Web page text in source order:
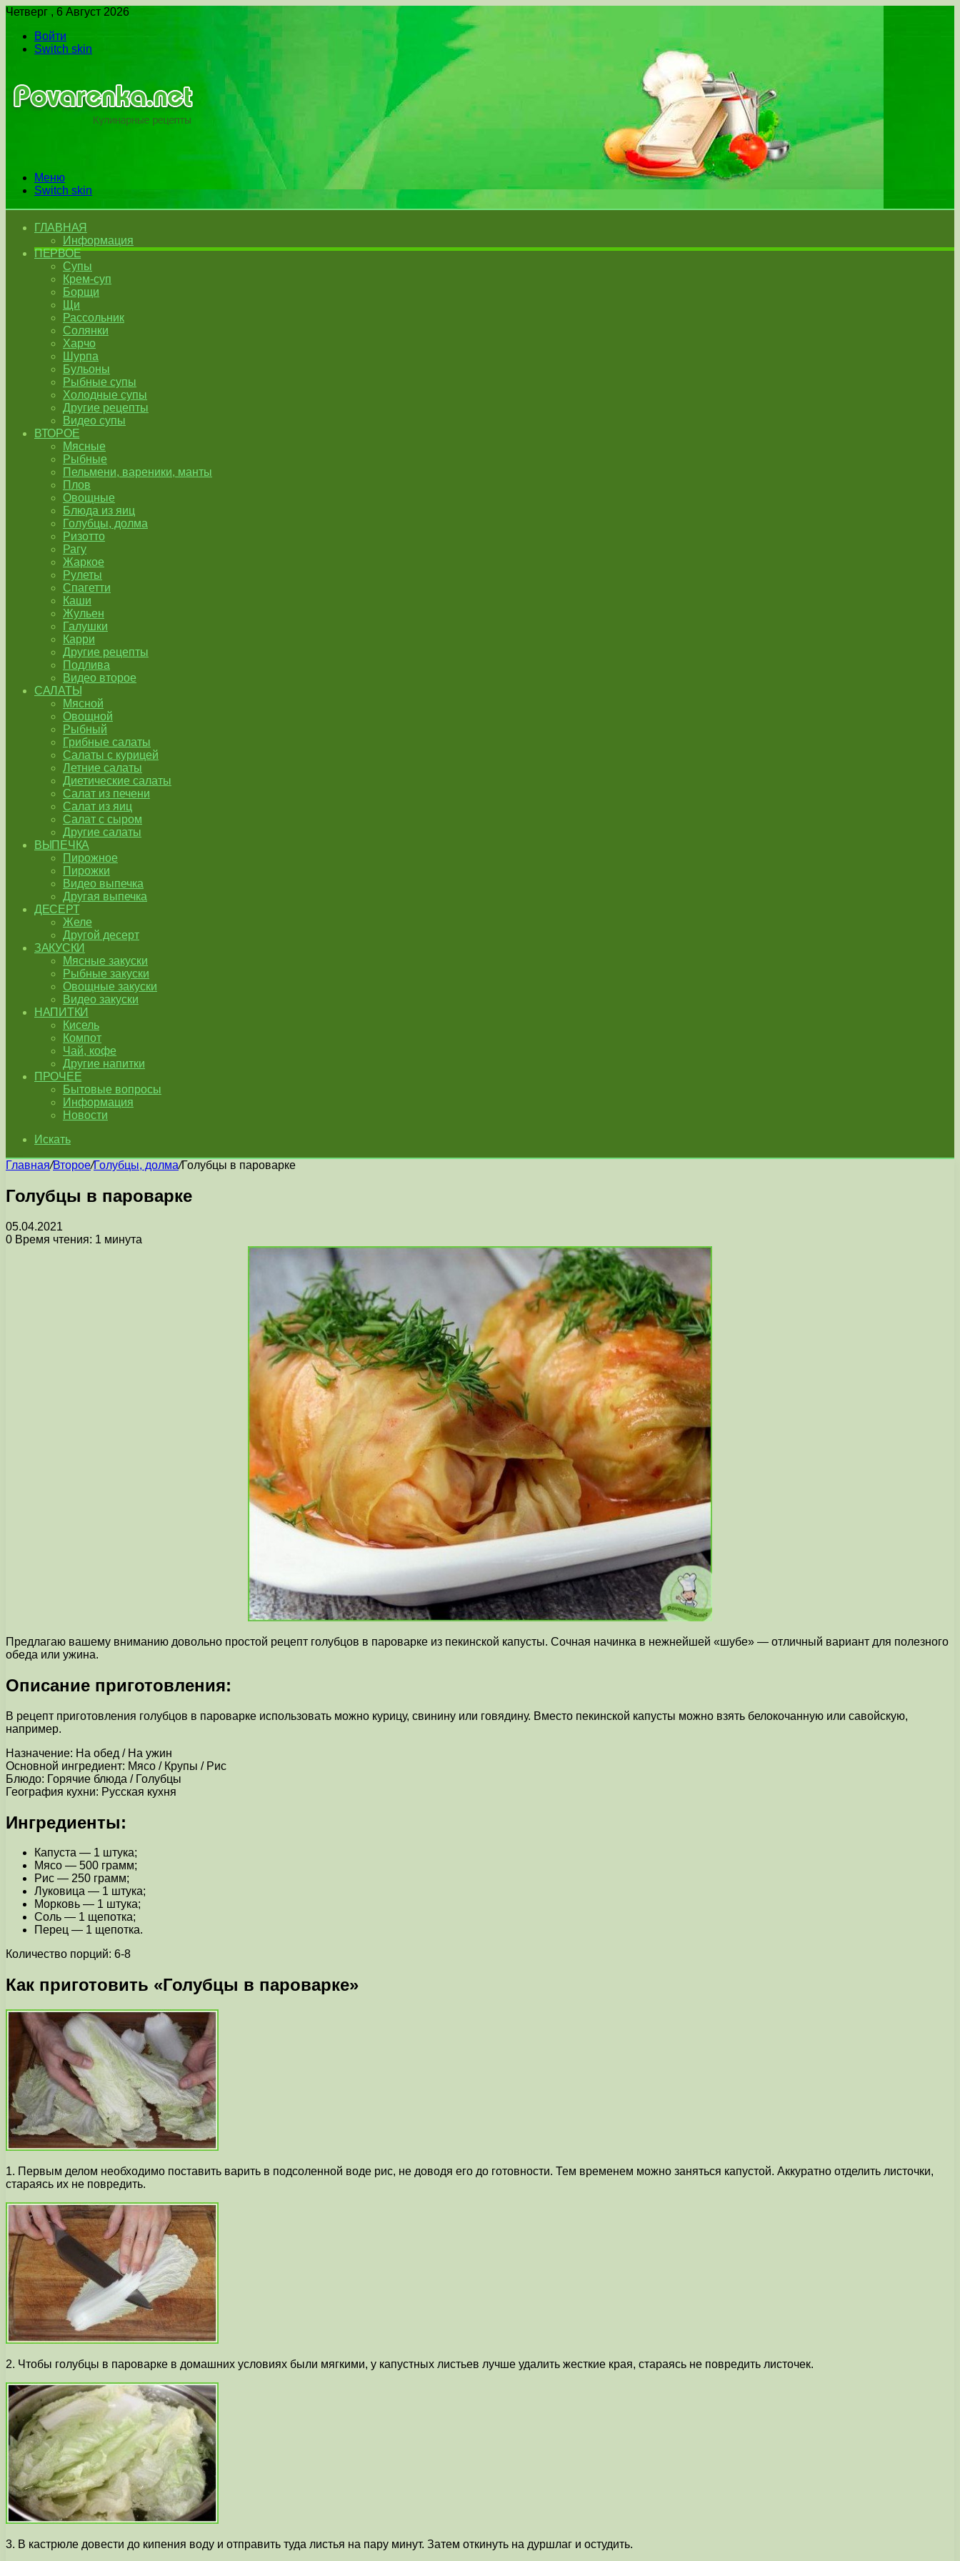
Четверг , 6 Август 2026
Войти
Switch skin
Меню
Switch skin
ГЛАВНАЯ
Информация
ПЕРВОЕ
Супы
Крем-суп
Борщи
Щи
Рассольник
Солянки
Харчо
Шурпа
Бульоны
Рыбные супы
Холодные супы
Другие рецепты
Видео супы
ВТОРОЕ
Мясные
Рыбные
Пельмени, вареники, манты
Плов
Овощные
Блюда из яиц
Голубцы, долма
Ризотто
Рагу
Жаркое
Рулеты
Спагетти
Каши
Жульен
Галушки
Карри
Другие рецепты
Подлива
Видео второе
САЛАТЫ
Мясной
Овощной
Рыбный
Грибные салаты
Салаты с курицей
Летние салаты
Диетические салаты
Салат из печени
Салат из яиц
Салат с сыром
Другие салаты
ВЫПЕЧКА
Пирожное
Пирожки
Видео выпечка
Другая выпечка
ДЕСЕРТ
Желе
Другой десерт
ЗАКУСКИ
Мясные закуски
Рыбные закуски
Овощные закуски
Видео закуски
НАПИТКИ
Кисель
Компот
Чай, кофе
Другие напитки
ПРОЧЕЕ
Бытовые вопросы
Информация
Новости
Искать
Главная/Второе/Голубцы, долма/Голубцы в пароварке
Голубцы в пароварке
05.04.2021
0 Время чтения: 1 минута
Предлагаю вашему вниманию довольно простой рецепт голубцов в пароварке из пекинской капусты. Сочная начинка в нежнейшей «шубе» — отличный вариант для полезного
обеда или ужина.
Описание приготовления:
В рецепт приготовления голубцов в пароварке использовать можно курицу, свинину или говядину. Вместо пекинской капусты можно взять белокочанную или савойскую,
например.
Назначение: На обед / На ужин
Основной ингредиент: Мясо / Крупы / Рис
Блюдо: Горячие блюда / Голубцы
География кухни: Русская кухня
Ингредиенты:
Капуста — 1 штука;
Мясо — 500 грамм;
Рис — 250 грамм;
Луковица — 1 штука;
Морковь — 1 штука;
Соль — 1 щепотка;
Перец — 1 щепотка.
Количество порций: 6-8
Как приготовить «Голубцы в пароварке»
1. Первым делом необходимо поставить варить в подсоленной воде рис, не доводя его до готовности. Тем временем можно заняться капустой. Аккуратно отделить листочки,
стараясь их не повредить.
2. Чтобы голубцы в пароварке в домашних условиях были мягкими, у капустных листьев лучше удалить жесткие края, стараясь не повредить листочек.
3. В кастрюле довести до кипения воду и отправить туда листья на пару минут. Затем откинуть на дуршлаг и остудить.